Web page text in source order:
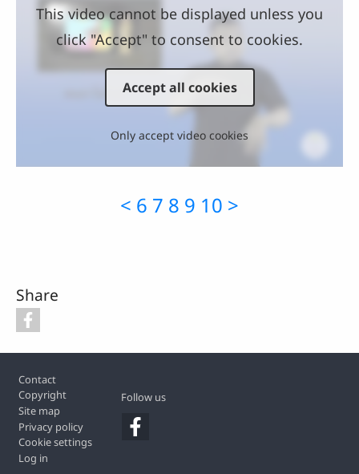
This video cannot be displayed unless you
click "Accept" to consent to cookies.
Accept all cookies
Only accept video cookies
< 6 7 8 9 10 >
Share
Contact
Copyright
Site map
Privacy policy
Cookie settings
Log in
Follow us